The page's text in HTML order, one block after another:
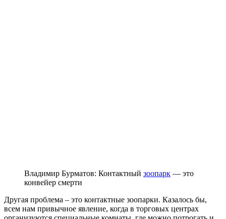
Владимир Бурматов: Контактный зоопарк — это
конвейер смерти
Другая проблема – это контактные зоопарки. Казалось бы,
всем нам привычное явление, когда в торговых центрах